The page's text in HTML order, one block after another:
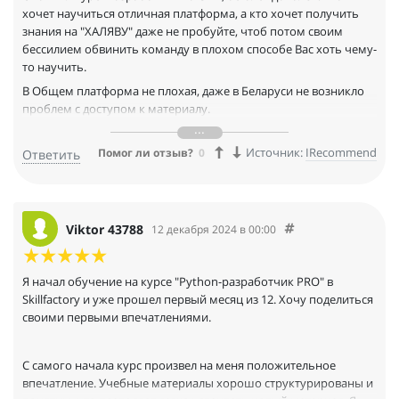
хочет научиться отличная платформа, а кто хочет получить
знания на "ХАЛЯВУ" даже не пробуйте, чтоб потом своим
бессилием обвинить команду в плохом способе Вас хоть чему-
то научить.
В Общем платформа не плохая, даже в Беларуси не возникло
проблем с доступом к материалу.
Команда отзывчивая, добродушная на все даже на плохо
сформулированные вопросы отвечают без превосходства, а
стараются понять в чем проблема и помочь!
Ответить Помог ли отзыв? 0 Источник: IRecommend
Viktor 43788 12 декабря 2024 в 00:00
Я начал обучение на курсе "Python-разработчик PRO" в
Skillfactory и уже прошел первый месяц из 12. Хочу поделиться
своими первыми впечатлениями.
С самого начала курс произвел на меня положительное
впечатление. Учебные материалы хорошо структурированы и